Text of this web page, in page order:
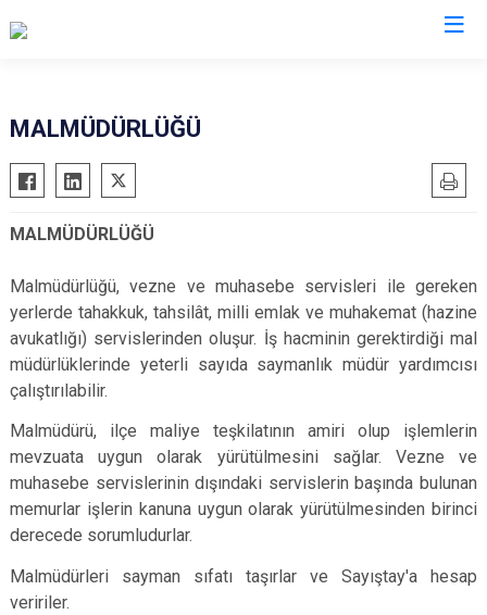
Ardeşen
Çamlıhemşin
Çayeli
Fındıklı
Güneysu
Pazar
MALMÜDÜRLÜĞÜ
MALMÜDÜRLÜĞÜ
Malmüdürlüğü, vezne ve muhasebe servisleri ile gereken
yerlerde tahakkuk, tahsilât, milli emlak ve muhakemat (hazine
avukatlığı) servislerinden oluşur. İş hacminin gerektirdiği mal
müdürlüklerinde yeterli sayıda saymanlık müdür yardımcısı
çalıştırılabilir.
Malmüdürü, ilçe maliye teşkilatının amiri olup işlemlerin
mevzuata uygun olarak yürütülmesini sağlar. Vezne ve
muhasebe servislerinin dışındaki servislerin başında bulunan
memurlar işlerin kanuna uygun olarak yürütülmesinden birinci
derecede sorumludurlar.
Malmüdürleri sayman sıfatı taşırlar ve Sayıştay'a hesap
veririler.